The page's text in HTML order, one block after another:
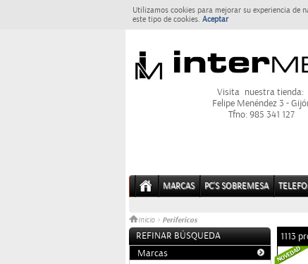
Utilizamos cookies para mejorar su experiencia de
este tipo de cookies. Aceptar
Visita nuestra tienda:
Felipe Menéndez 3 -
Tfno: 985 341 127
MARCAS PC'S SOBREMESA
Inicio > Perifericos
REFINAR BÚSQUEDA
Marcas
1113